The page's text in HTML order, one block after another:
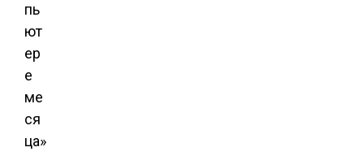
пь
ют
ер
е
ме
ся
ца»